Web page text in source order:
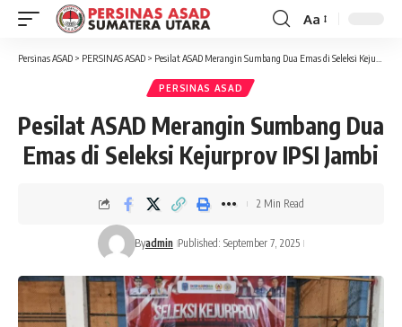
Font
Resizer
Aa
Persinas ASAD > PERSINAS ASAD > Pesilat ASAD Merangin Sumbang Dua Emas di Seleksi Kejurprov IPSI Jambi
PERSINAS ASAD
Pesilat ASAD Merangin Sumbang Dua
Emas di Seleksi Kejurprov IPSI Jambi
Byadmin Published: September 7, 2025
2 Min Read